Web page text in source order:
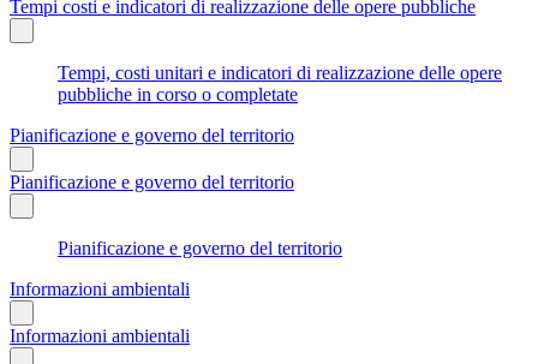
Tempi costi e indicatori di realizzazione delle opere pubbliche
Tempi, costi unitari e indicatori di realizzazione delle opere
pubbliche in corso o completate
Pianificazione e governo del territorio
Pianificazione e governo del territorio
Pianificazione e governo del territorio
Informazioni ambientali
Informazioni ambientali